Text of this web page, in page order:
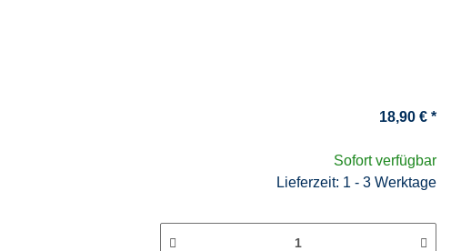
18,90 € *
Sofort verfügbar
Lieferzeit: 1 - 3 Werktage